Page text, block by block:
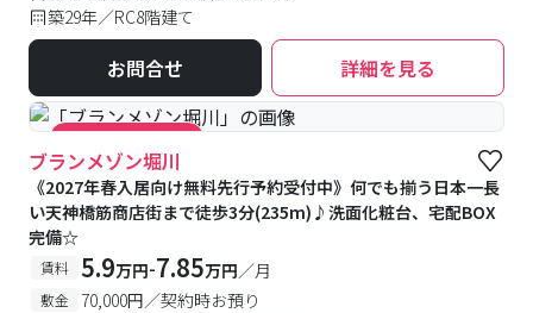
築29年／RC8階建て
お問合せ 詳細を見る
#キャンペーン実施中
ブランメゾン堀川
《2027年春入居向け無料先行予約受付中》何でも揃う日本一長
い天神橋筋商店街まで徒歩3分(235m)♪洗面化粧台、宅配BOX
完備☆
賃料 5.9万円-7.85万円／月
敷金 70,000円／契約時お預り